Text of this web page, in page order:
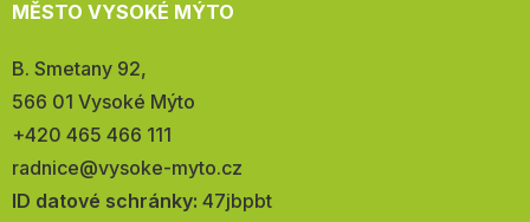
MĚSTO VYSOKÉ MÝTO
Adresa:
B. Smetany 92,
566 01 Vysoké Mýto
Telefon:
+420 465 466 111
E-
mail:
radnice@vysoke-myto.cz
ID datové schránky: 47jbpbt